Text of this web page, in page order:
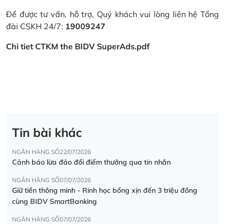
Để được tư vấn, hỗ trợ, Quý khách vui lòng liên hệ Tổng
đài CSKH 24/7: 19009247
Chi tiet CTKM the BIDV SuperAds.pdf
Tin bài khác
NGÂN HÀNG SỐ22/07/2026
Cảnh báo lừa đảo đổi điểm thưởng qua tin nhắn
NGÂN HÀNG SỐ07/07/2026
Giữ tiền thông minh - Rinh học bổng xịn đến 3 triệu đồng
cùng BIDV SmartBanking
NGÂN HÀNG SỐ07/07/2026